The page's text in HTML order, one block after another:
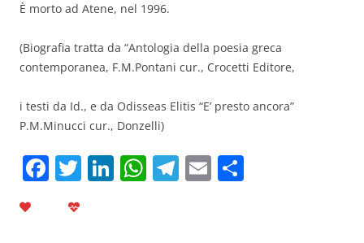
È morto ad Atene, nel 1996.
(Biografia tratta da “Antologia della poesia greca
contemporanea, F.M.Pontani cur., Crocetti Editore,
i testi da Id., e da Odisseas Elitis “E’ presto ancora”
P.M.Minucci cur., Donzelli)
F T Li W T E